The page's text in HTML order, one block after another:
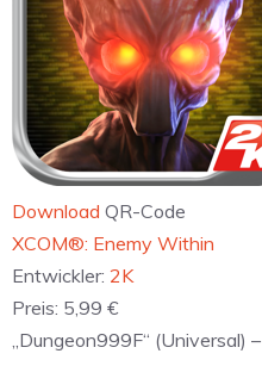
Download QR-Code
‎XCOM®: Enemy Within
Entwickler: 2K
Preis: 5,99 €
„Dungeon999F“ (Universal)